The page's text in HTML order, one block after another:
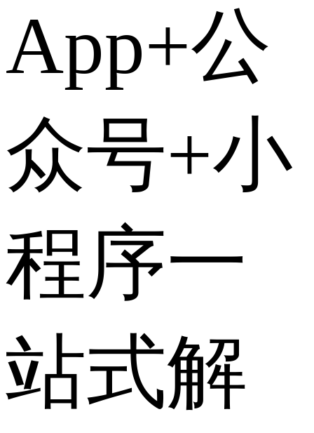
App+公
众号+小
程序一
站式解